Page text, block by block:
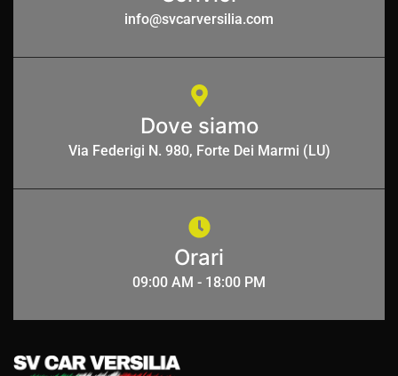
info@svcarversilia.com
Dove siamo
Via Federigi N. 980, Forte Dei Marmi (LU)
Orari
09:00 AM - 18:00 PM